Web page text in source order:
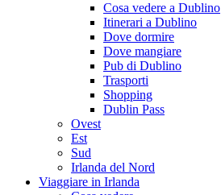
Cosa vedere a Dublino
Itinerari a Dublino
Dove dormire
Dove mangiare
Pub di Dublino
Trasporti
Shopping
Dublin Pass
Ovest
Est
Sud
Irlanda del Nord
Viaggiare in Irlanda